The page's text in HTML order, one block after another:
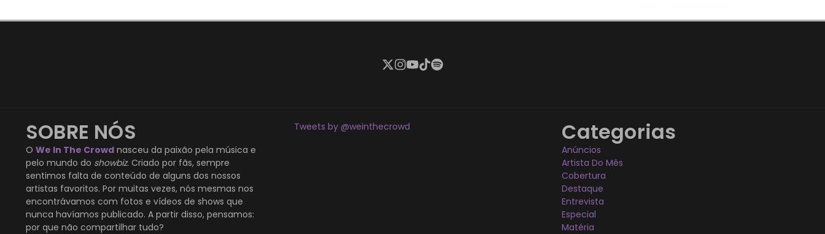
SOBRE NÓS
O We In The Crowd nasceu da paixão pela música e
pelo mundo do showbiz. Criado por fãs, sempre
sentimos falta de conteúdo de alguns dos nossos
artistas favoritos. Por muitas vezes, nós mesmas nos
encontrávamos com fotos e vídeos de shows que
nunca havíamos publicado. A partir disso, pensamos:
por que não compartilhar tudo?
Tweets by @weinthecrowd Categorias
Anúncios
Artista Do Mês
Cobertura
Destaque
Entrevista
Especial
Matéria